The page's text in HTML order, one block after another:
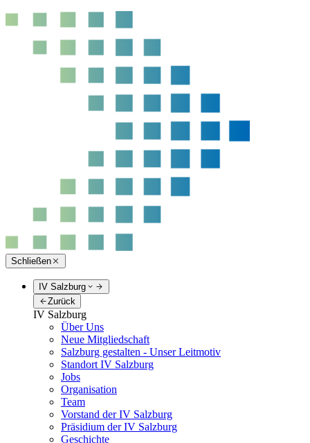
Schließen
IV Salzburg
Zurück
IV Salzburg
Über Uns
Neue Mitgliedschaft
Salzburg gestalten - Unser Leitmotiv
Standort IV Salzburg
Jobs
Organisation
Team
Vorstand der IV Salzburg
Präsidium der IV Salzburg
Geschichte